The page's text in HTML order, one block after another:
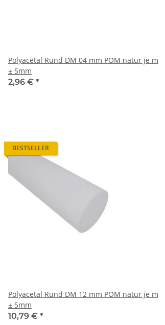
Polyacetal Rund DM 04 mm POM natur je m
± 5mm
2,96 € *
BESTSELLER
Polyacetal Rund DM 12 mm POM natur je m
± 5mm
10,79 € *